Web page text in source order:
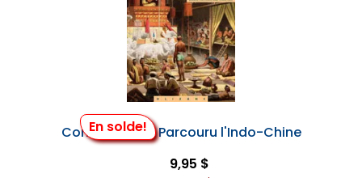
En solde!
Comment J'Ai Parcouru l'Indo-Chine
9,95 $